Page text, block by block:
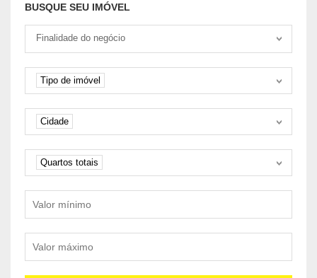
BUSQUE SEU IMÓVEL
Tipo negociação
Finalidade do negócio
Tipo de imóvel
Tipo de imóvel
Cidade
Cidade
Quartos
Quartos totais